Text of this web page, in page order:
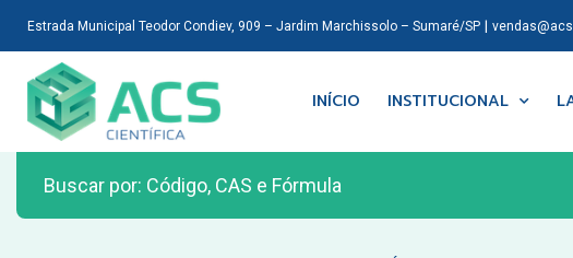
Estrada Municipal Teodor Condiev, 909 – Jardim Marchissolo – Sumaré/SP|
INÍCIO INSTITUCIONAL